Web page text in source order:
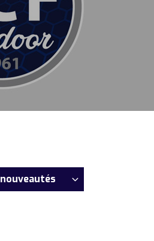
nouveautés